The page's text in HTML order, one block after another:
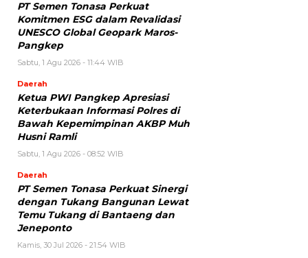
PT Semen Tonasa Perkuat
Komitmen ESG dalam Revalidasi
UNESCO Global Geopark Maros-
Pangkep
Sabtu, 1 Agu 2026 - 11:44 WIB
Daerah
Ketua PWI Pangkep Apresiasi
Keterbukaan Informasi Polres di
Bawah Kepemimpinan AKBP Muh
Husni Ramli
Sabtu, 1 Agu 2026 - 08:52 WIB
Daerah
PT Semen Tonasa Perkuat Sinergi
dengan Tukang Bangunan Lewat
Temu Tukang di Bantaeng dan
Jeneponto
Kamis, 30 Jul 2026 - 21:54 WIB